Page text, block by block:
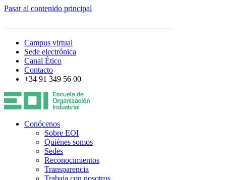
Pasar al contenido principal
Campus virtual
Sede electrónica
Canal Ético
Contacto
+34 91 349 56 00
Conócenos
Sobre EOI
Quiénes somos
Sedes
Reconocimientos
Transparencia
Trabaja con nosotros